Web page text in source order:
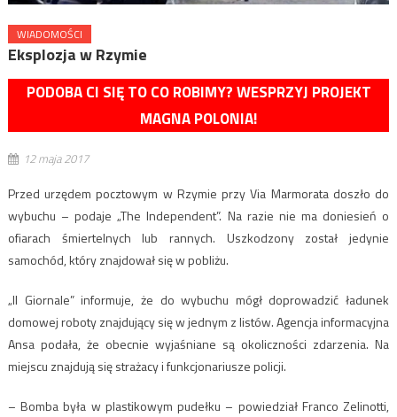
WIADOMOŚCI
Eksplozja w Rzymie
PODOBA CI SIĘ TO CO ROBIMY? WESPRZYJ PROJEKT
MAGNA POLONIA!
12 maja 2017
Przed urzędem pocztowym w Rzymie przy Via Marmorata doszło do
wybuchu – podaje „The Independent”. Na razie nie ma doniesień o
ofiarach śmiertelnych lub rannych. Uszkodzony został jedynie
samochód, który znajdował się w pobliżu.
„Il Giornale” informuje, że do wybuchu mógł doprowadzić ładunek
domowej roboty znajdujący się w jednym z listów. Agencja informacyjna
Ansa podała, że obecnie wyjaśniane są okoliczności zdarzenia. Na
miejscu znajdują się strażacy i funkcjonariusze policji.
– Bomba była w plastikowym pudełku – powiedział Franco Zelinotti,